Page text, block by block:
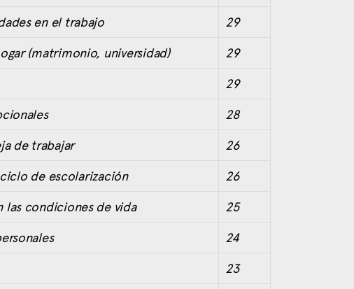
en el trabajo 29
(matrimonio, universidad) 29
29
28
de trabajar 26
de escolarización 26
las condiciones de vida 25
24
23